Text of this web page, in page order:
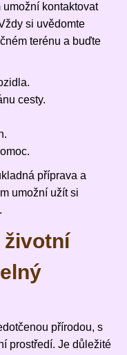
umožní kontaktovat
si uvědomte
terénu a buďte
cesty.
příprava a
umožní užít si
životní
přírodou, s
prostředí. Je důležité